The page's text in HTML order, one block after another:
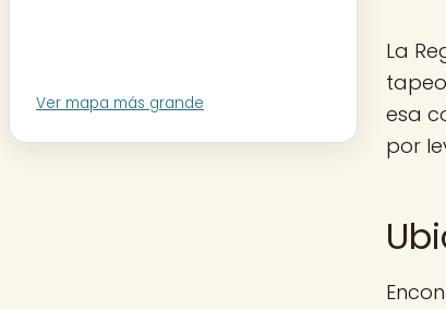
Ver mapa más grande
La
esa
por